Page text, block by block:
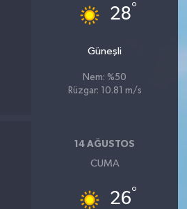
28°
Güneşli
Nem: %50
Rüzgar: 10.81 m/s
14 AĞUSTOS
CUMA
26°